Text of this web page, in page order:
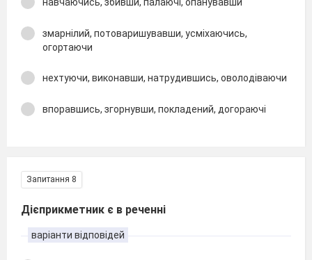
змарнілий, потоваришувавши, усміхаючись,
огортаючи
нехтуючи, виконавши, натрудившись, оволодіваючи
впоравшись, згорнувши, покладений, догораючі
Запитання 8
Дієприкметник є в реченні
варіанти відповідей